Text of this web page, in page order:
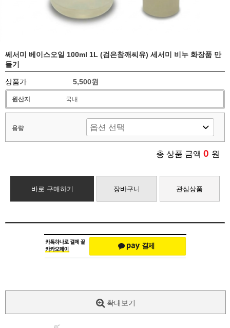
쎄서미 베이스오일 100ml 1L (검은참깨씨유) 세서미 비누 화장품 만
들기
상품가 5,500원
원산지 국내
용량
총 상품 금액 0 원
바로 구매하기 장바구니 관심상품
확대보기